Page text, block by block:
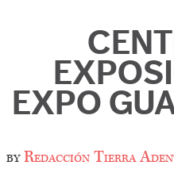
EXPO
byRedacción Tierra